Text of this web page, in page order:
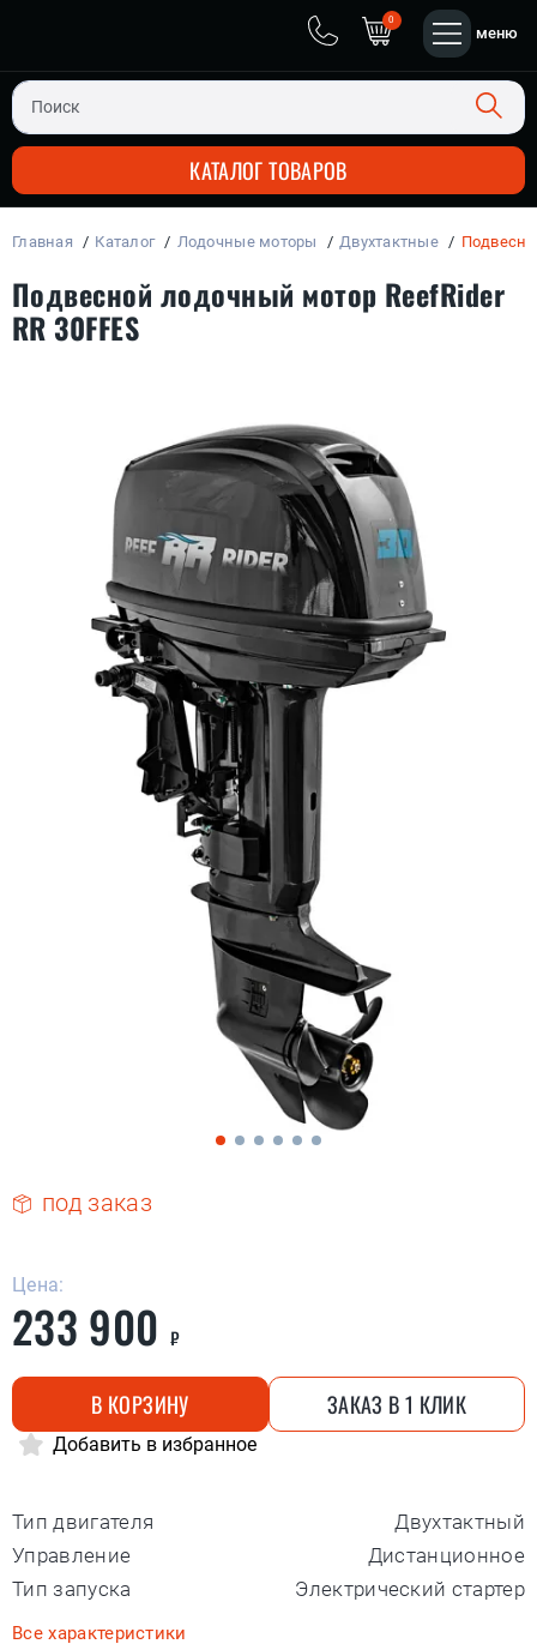
0
меню
КАТАЛОГ ТОВАРОВ
Главная Каталог Лодочные моторы Двухтактные
Подвесной лодочный мотор ReefRider
RR 30FFES
под заказ
Цена:
233 900 ₽
В КОРЗИНУ ЗАКАЗ В 1 КЛИК
Добавить в избранное
Тип двигателя
Двухтактный
Управление
Дистанционное
Тип запуска
Электрический стартер
Все характеристики